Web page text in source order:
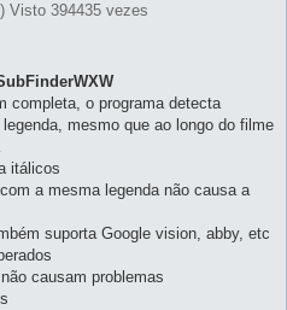
Visto 394435 vezes
completa, o programa detecta
mesmo que ao longo do filme
itálicos
a mesma legenda não causa a
suporta Google vision, abby, etc
causam problemas